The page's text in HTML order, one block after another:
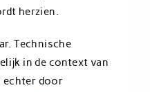
herzien.
Technische
in de context van
echter door